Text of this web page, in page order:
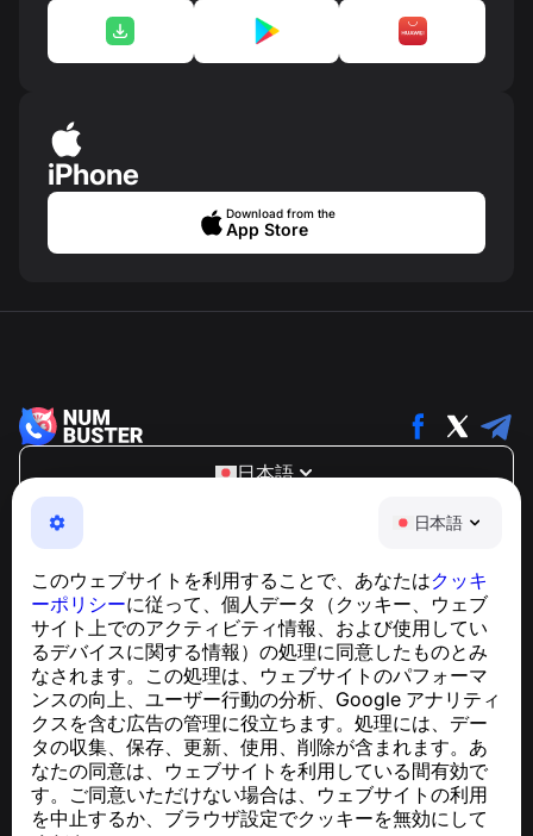
日本語
このウェブサイトを利用することで、あなたはクッキ
ーポリシーに従って、個人データ（クッキー、ウェブ
サイト上でのアクティビティ情報、および使用してい
るデバイスに関する情報）の処理に同意したものとみ
なされます。この処理は、ウェブサイトのパフォーマ
ンスの向上、ユーザー行動の分析、Google アナリティ
クスを含む広告の管理に役立ちます。処理には、デー
タの収集、保存、更新、使用、削除が含まれます。あ
なたの同意は、ウェブサイトを利用している間有効で
す。ご同意いただけない場合は、ウェブサイトの利用
を中止するか、ブラウザ設定でクッキーを無効にして
iPhone
Download from the
App Store
日本語
NumBuster © 2013—2026 ·
support@numbuster.com
電話詐欺、スパム、不審なメッセージからあなたを守る、
GDPR準拠に関するお問い合わせ：
support@numbuster.com
ヘルプセンター
ニュースと記事
プロジェクトについて
連絡先